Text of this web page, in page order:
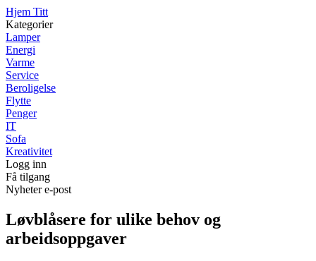
Hjem Titt
Kategorier
Lamper
Energi
Varme
Service
Beroligelse
Flytte
Penger
IT
Sofa
Kreativitet
Logg inn
Få tilgang
Nyheter e-post
Løvblåsere for ulike behov og
arbeidsoppgaver